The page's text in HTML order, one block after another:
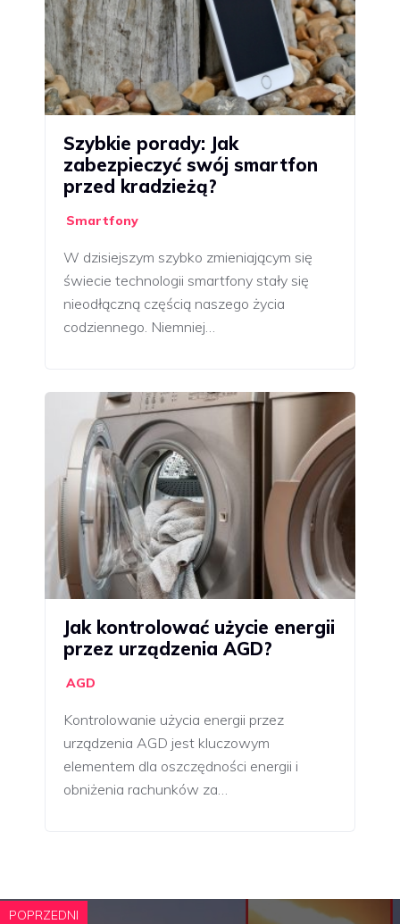
Szybkie porady: Jak
zabezpieczyć swój smartfon
przed kradzieżą?
Smartfony
W dzisiejszym szybko zmieniającym się
świecie technologii smartfony stały się
nieodłączną częścią naszego życia
codziennego. Niemniej…
Jak kontrolować użycie energii
przez urządzenia AGD?
AGD
Kontrolowanie użycia energii przez
urządzenia AGD jest kluczowym
elementem dla oszczędności energii i
obniżenia rachunków za…
POPRZEDNI